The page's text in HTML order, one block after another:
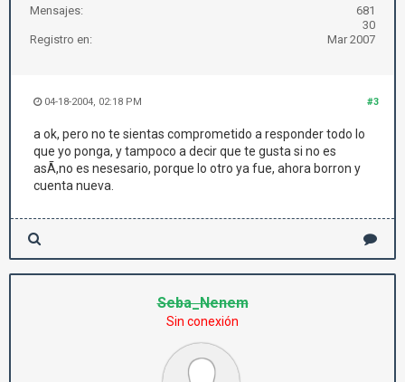
Mensajes:
681
30
Registro en:
Mar 2007
#3
04-18-2004, 02:18 PM
a ok, pero no te sientas comprometido a responder todo lo
que yo ponga, y tampoco a decir que te gusta si no es
asÃ­,no es nesesario, porque lo otro ya fue, ahora borron y
cuenta nueva.
Seba_Nenem
Sin conexión